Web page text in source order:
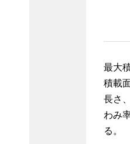
最大
積載
長さ
わみ
る。